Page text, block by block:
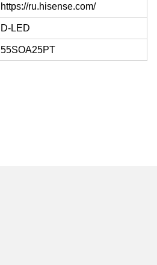
https://ru.hisense.com/
D-LED
55SOA25PT